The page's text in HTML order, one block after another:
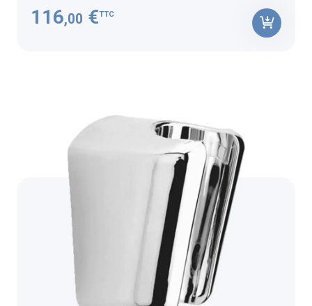
116,00 €TTC